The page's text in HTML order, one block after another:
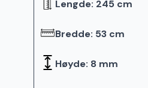
Lengde: 245 cm
Bredde: 53 cm
Høyde: 8 mm